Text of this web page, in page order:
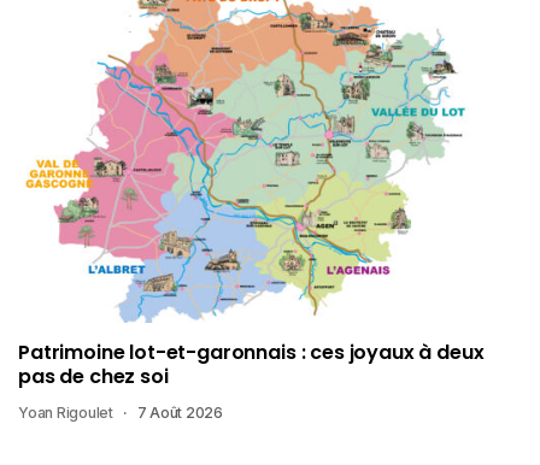
Patrimoine lot-et-garonnais : ces joyaux à deux
pas de chez soi
Yoan Rigoulet 7 Août 2026